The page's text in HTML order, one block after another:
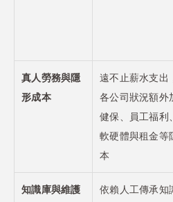
真人勞務與隱
形成本
遠不止薪水支出
各公司狀況額外
健保、員工福利
軟硬體與租金等
本
知識庫與維護
依賴人工傳承知